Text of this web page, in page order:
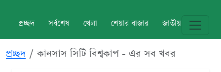
প্রচ্ছদ সর্বশেষ খেলা শেয়ার বাজার জাতীয় বিশ্ব
প্রচ্ছদ কানসাস সিটি বিশ্বকাপ - এর সব খবর